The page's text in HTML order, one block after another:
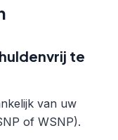
te
van uw
of WSNP).